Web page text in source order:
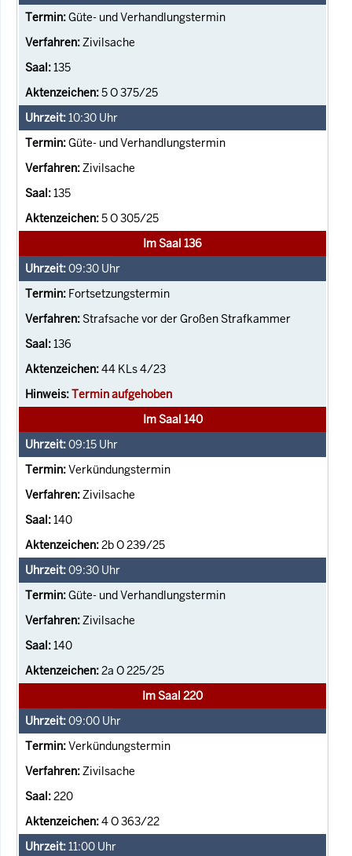
Güte- und Verhandlungstermin
Zivilsache
135
5 O 375/25
10:30 Uhr
Güte- und Verhandlungstermin
Zivilsache
135
5 O 305/25
Im Saal 136
09:30 Uhr
Fortsetzungstermin
Strafsache vor der Großen Strafkammer
136
44 KLs 4/23
Termin aufgehoben
Im Saal 140
09:15 Uhr
Verkündungstermin
Zivilsache
140
2b O 239/25
09:30 Uhr
Güte- und Verhandlungstermin
Zivilsache
140
2a O 225/25
Im Saal 220
09:00 Uhr
Verkündungstermin
Zivilsache
220
4 O 363/22
11:00 Uhr